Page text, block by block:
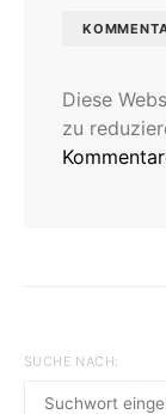
Diese
zu
SUCHE NACH: